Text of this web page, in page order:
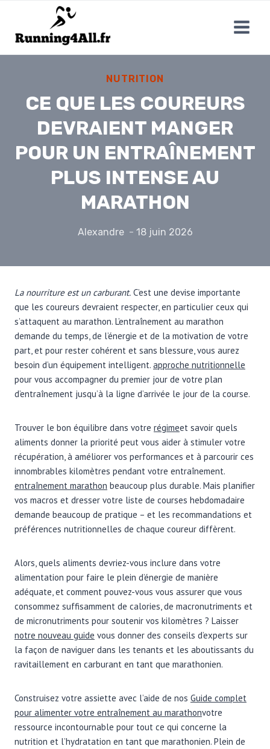
contenu
NUTRITION
CE QUE LES COUREURS
DEVRAIENT MANGER
POUR UN ENTRAÎNEMENT
PLUS INTENSE AU
MARATHON
Alexandre 18 juin 2026
La nourriture est un carburant. C’est une devise importante
que les coureurs devraient respecter, en particulier ceux qui
s’attaquent au marathon. L’entraînement au marathon
demande du temps, de l’énergie et de la motivation de votre
part, et pour rester cohérent et sans blessure, vous aurez
besoin d’un équipement intelligent. approche nutritionnelle
pour vous accompagner du premier jour de votre plan
d’entraînement jusqu’à la ligne d’arrivée le jour de la course.
Trouver le bon équilibre dans votre régimeet savoir quels
aliments donner la priorité peut vous aider à stimuler votre
récupération, à améliorer vos performances et à parcourir ces
innombrables kilomètres pendant votre entraînement.
entraînement marathon beaucoup plus durable. Mais planifier
vos macros et dresser votre liste de courses hebdomadaire
demande beaucoup de pratique – et les recommandations et
préférences nutritionnelles de chaque coureur diffèrent.
Alors, quels aliments devriez-vous inclure dans votre
alimentation pour faire le plein d’énergie de manière
adéquate, et comment pouvez-vous vous assurer que vous
consommez suffisamment de calories, de macronutriments et
de micronutriments pour soutenir vos kilomètres ? Laisser
notre nouveau guide vous donner des conseils d’experts sur
la façon de naviguer dans les tenants et les aboutissants du
ravitaillement en carburant en tant que marathonien.
Construisez votre assiette avec l’aide de nos Guide complet
pour alimenter votre entraînement au marathonvotre
ressource incontournable pour tout ce qui concerne la
nutrition et l’hydratation en tant que marathonien. Plein de